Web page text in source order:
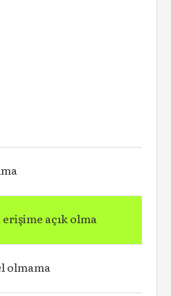
açık olma
olmama